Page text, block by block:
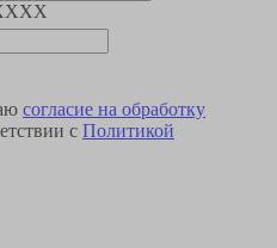
согласие на обработку
с Политикой